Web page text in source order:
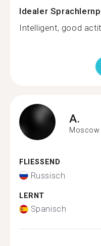
Idealer
Intelligent, good
A.
Moscow
FLIESSEND
Russisch
LERNT
Spanisch